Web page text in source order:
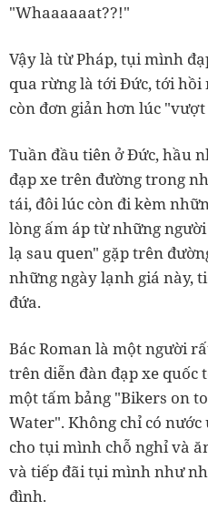
"Whaaaaaat??!"
Vậy là từ Pháp, tụi mình
qua rừng là tới Đức, tới hồi
còn đơn giản hơn lúc "vượt
Tuần đầu tiên ở Đức, hầu
đạp xe trên đường trong
tái, đôi lúc còn đi kèm
lòng ấm áp từ những
lạ sau quen" gặp trên
những ngày lạnh giá này,
đứa.
Bác Roman là một người
trên diễn đàn đạp xe quốc
một tấm bảng "Bikers on
Water". Không chỉ có
cho tụi mình chỗ nghỉ và
và tiếp đãi tụi mình như
đình.